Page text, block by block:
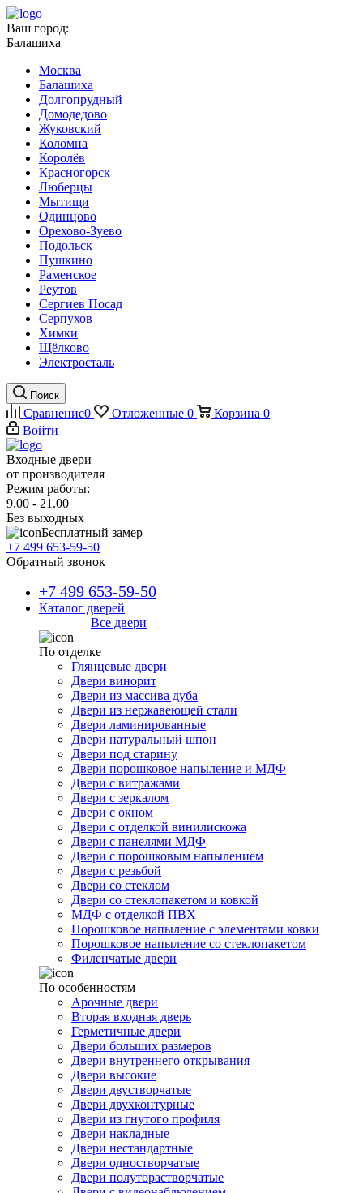
Ваш город:
Балашиха
Москва
Балашиха
Долгопрудный
Домодедово
Жуковский
Коломна
Королёв
Красногорск
Люберцы
Мытищи
Одинцово
Орехово-Зуево
Подольск
Пушкино
Раменское
Реутов
Сергиев Посад
Серпухов
Химки
Щёлково
Электросталь
Поиск
Сравнение0 Отложенные 0 Корзина 0
Войти
Входные двери
от производителя
Режим работы:
9.00 - 21.00
Без выходных
Бесплатный замер
+7 499 653-59-50
Обратный звонок
+7 499 653-59-50
Каталог дверей
Все двери
По отделке
Глянцевые двери
Двери винорит
Двери из массива дуба
Двери из нержавеющей стали
Двери ламинированные
Двери натуральный шпон
Двери под старину
Двери порошковое напыление и МДФ
Двери с витражами
Двери с зеркалом
Двери с окном
Двери с отделкой винилискожа
Двери с панелями МДФ
Двери с порошковым напылением
Двери с резьбой
Двери со стеклом
Двери со стеклопакетом и ковкой
МДФ с отделкой ПВХ
Порошковое напыление с элементами ковки
Порошковое напыление со стеклопакетом
Филенчатые двери
По особенностям
Арочные двери
Вторая входная дверь
Герметичные двери
Двери больших размеров
Двери внутреннего открывания
Двери высокие
Двери двустворчатые
Двери двухконтурные
Двери из гнутого профиля
Двери накладные
Двери нестандартные
Двери одностворчатые
Двери полуторастворчатые